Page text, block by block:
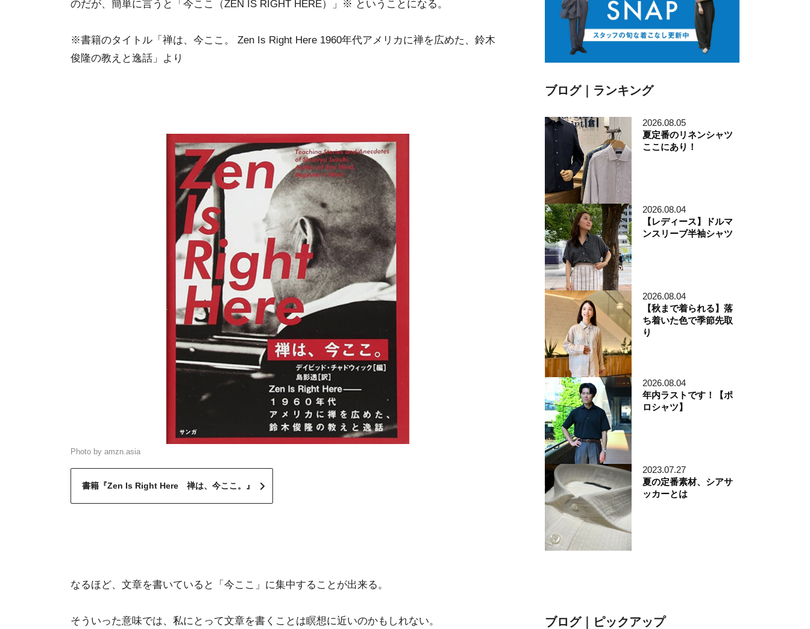
のだが、簡単に言うと「今ここ（ZEN IS RIGHT HERE）」※ ということになる。
※書籍のタイトル「禅は、今ここ。 Zen Is Right Here 1960年代アメリカに禅を広めた、鈴木
俊隆の教えと逸話」より
Photo by amzn.asia
書籍『Zen Is Right Here 禅は、今ここ。』
なるほど、文章を書いていると「今ここ」に集中することが出来る。
そういった意味では、私にとって文章を書くことは瞑想に近いのかもしれない。
ブログ｜ランキング
2026.08.05
夏定番のリネンシャツ
ここにあり！
2026.08.04
【レディース】ドルマ
ンスリーブ半袖シャツ
2026.08.04
【秋まで着られる】落
ち着いた色で季節先取
り
2026.08.04
年内ラストです！【ポ
ロシャツ】
2023.07.27
夏の定番素材、シアサ
ッカーとは
ブログ｜ピックアップ